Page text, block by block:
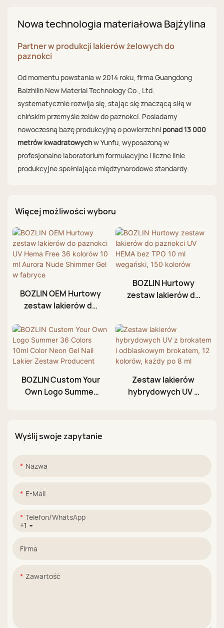
Nowa technologia materiałowa Bajżylina
Partner w produkcji lakierów żelowych do
paznokci
Od momentu powstania w 2014 roku, firma Guangdong
Baizhilin New Material Technology Co., Ltd.
systematycznie rozwija się, stając się znaczącą siłą w
chińskim przemyśle żelów do paznokci. Posiadamy
nowoczesną bazę produkcyjną o powierzchni ponad 13 000
metrów kwadratowychw Yunfu, wyposażoną w
profesjonalne laboratorium formulacyjne i liczne linie
produkcyjne spełniające międzynarodowe standardy.
Więcej możliwości wyboru
BOZLIN OEM Hurtowy
zestaw lakierów do
Free 36 kolorów 10 ml
Aurora Nude
Shimmer Gel w
fabryce
BOZLIN Hurtowy
zestaw lakierów do
wegański, 150
kolorów
BOZLIN Custom Your
Own Logo Summer
Zestaw lakierów
hybrydowych UV z
Wyślij swoje zapytanie
Nazwa
E-Mail
+1
Telefon/WhatsApp
Firma
Zawartość